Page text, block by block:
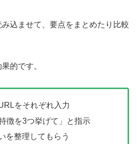
込ませて、要点をまとめたり比較
的です。
をそれぞれ入力
徴を3つ挙げて」と指示
を整理してもらう